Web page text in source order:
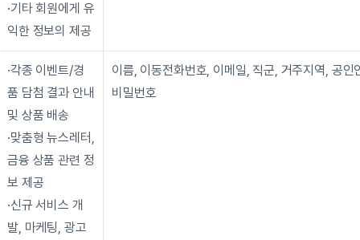
·기타 회원에게 유
익한 정보의 제공
·각종 이벤트/경
품 담첨 결과 안내
및 상품 배송
·맞춤형 뉴스레터,
금융 상품 관련 정
보 제공
·신규 서비스 개
발, 마케팅, 광고
이름, 이동전화번호, 이메일, 직군, 거주지역, 공인
비밀번호